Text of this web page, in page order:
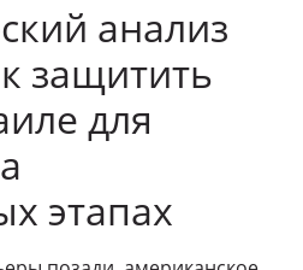
анализ
защитить
для
этапах